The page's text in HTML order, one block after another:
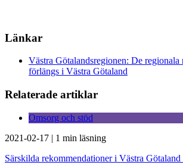
Länkar
Västra Götalandsregionen: De regionala
förlängs i Västra Götaland
Relaterade artiklar
Omsorg och stöd
2021-02-17 | 1 min läsning
Särskilda rekommendationer i Västra